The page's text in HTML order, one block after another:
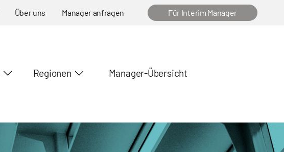
Über uns Manager anfragen Für Interim Manager
Regionen Manager-Übersicht